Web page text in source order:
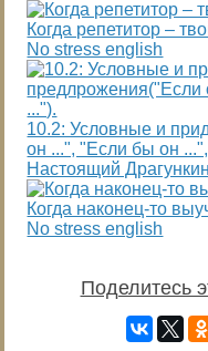
Когда репетитор –
No stress english
10.2: Условные и
он ...", "Если бы он
Настоящий Драгункин
Когда наконец-то
No stress english
Поделитесь